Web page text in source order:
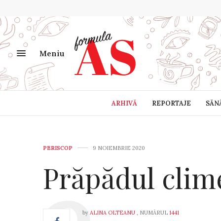
Meniu
ARHIVĂ REPORTAJE
PERISCOP 9 NOIEMBRIE 2020
Prăpădul
by ALINA OLTEANU , NUMĂRUL 1441